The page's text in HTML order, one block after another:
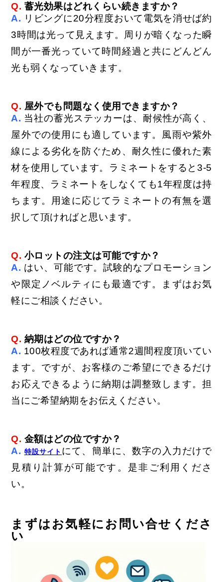
Q. 蓄光効果はどれくらい続きますか？
A. リビングに20分程度おいて電気を消せば約
3時間は光って見えます。周りが暗くなった瞬
間が一番光っていて時間経過と共にどんどん
光も弱くなっていきます。
Q. 屋外でも問題なく使用できますか？
A. 当社の蓄光ステッカーは、耐候性が高く、
屋外での使用にも適しています。風雨や紫外
線による劣化を防ぐため、耐久性に優れた素
材を使用しています。ラミネートをすると3-5
年程度、ラミネートをしなくても1年程度は持
ちます。用途に応じてラミネートの有無を選
択して頂ければと思います。
Q. 小ロットの注文は可能ですか？
A. はい、可能です。試験的なプロモーション
や限定ノベルティにも最適です。まずはお気
軽にご相談ください。
Q. 納期はどの位ですか？
A. 100枚程度であれば通常2週間程度頂いてい
ます。ですが、 お客様のご希望にできるだけ
お応えできるように納期は調整致します。担
当にご希望納期をお伝えください。
Q. 金額はどの位ですか？
A. 特設サイト にて、簡単に、数字の入力だけで
見積り計算が可能です。是非ご利用くださ
い。
まずはお気軽にお問い合せくださ
い